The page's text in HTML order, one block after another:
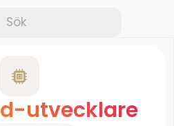
utvecklare